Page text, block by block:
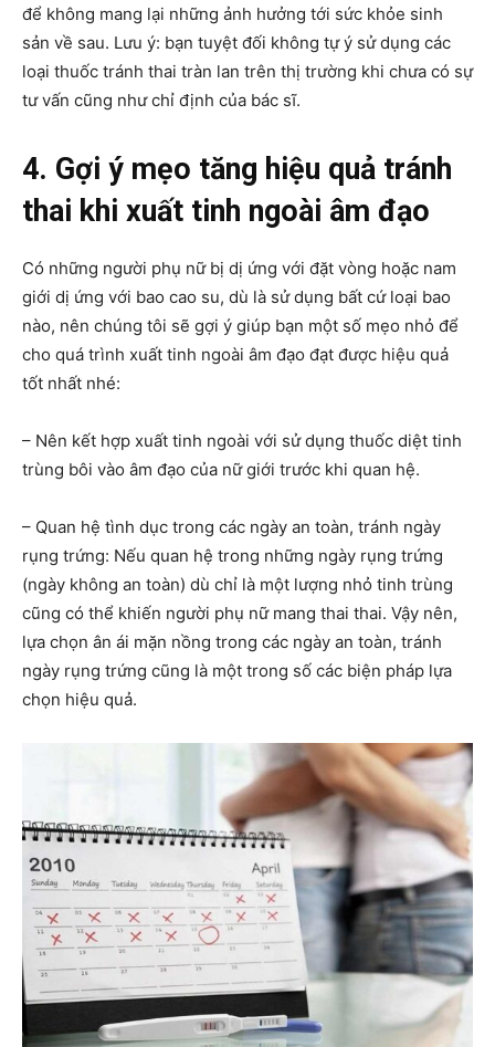
để không mang lại những ảnh hưởng tới sức khỏe sinh
sản về sau. Lưu ý: bạn tuyệt đối không tự ý sử dụng các
loại thuốc tránh thai tràn lan trên thị trường khi chưa có sự
tư vấn cũng như chỉ định của bác sĩ.
4. Gợi ý mẹo tăng hiệu quả tránh
thai khi xuất tinh ngoài âm đạo
Có những người phụ nữ bị dị ứng với đặt vòng hoặc nam
giới dị ứng với bao cao su, dù là sử dụng bất cứ loại bao
nào, nên chúng tôi sẽ gợi ý giúp bạn một số mẹo nhỏ để
cho quá trình xuất tinh ngoài âm đạo đạt được hiệu quả
tốt nhất nhé:
– Nên kết hợp xuất tinh ngoài với sử dụng thuốc diệt tinh
trùng bôi vào âm đạo của nữ giới trước khi quan hệ.
– Quan hệ tình dục trong các ngày an toàn, tránh ngày
rụng trứng: Nếu quan hệ trong những ngày rụng trứng
(ngày không an toàn) dù chỉ là một lượng nhỏ tinh trùng
cũng có thể khiến người phụ nữ mang thai thai. Vậy nên,
lựa chọn ân ái mặn nồng trong các ngày an toàn, tránh
ngày rụng trứng cũng là một trong số các biện pháp lựa
chọn hiệu quả.